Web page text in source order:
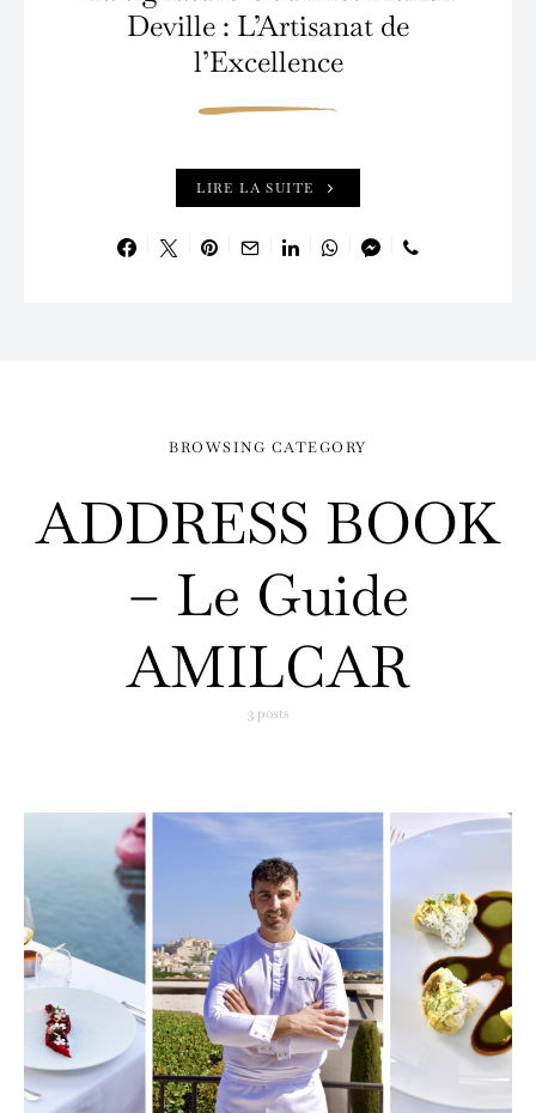
Deville : L’Artisanat de
l’Excellence
LIRE LA SUITE
BROWSING CATEGORY
ADDRESS BOOK
– Le Guide
AMILCAR
3 posts